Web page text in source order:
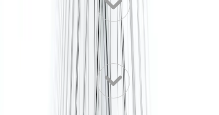
Ben je op zoek naar betaalbare / goedkope
kantoorruimte op Lange Kleiweg 40?
Werkruimtes in de buurt